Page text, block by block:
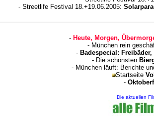
- Streetlife Festival 18.+19.06.2005:
- Heute, Morgen,
- München rein
- Badespecial:
- Die schönsten
- München läuft: Berichte
Startseite
-
Die aktuellen